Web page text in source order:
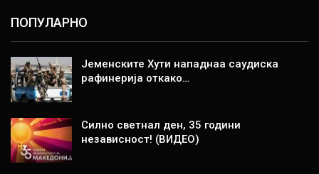
ПОПУЛАРНО
Јеменските Хути нападнаа саудиска
рафинерија откако…
Силно светнал ден, 35 години
независност! (ВИДЕО)